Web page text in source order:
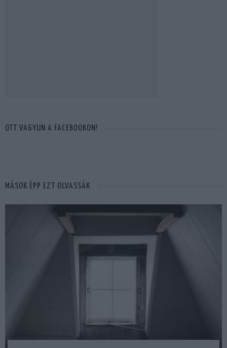
OTT VAGYUN A FACEBOOKON!
MÁSOK ÉPP EZT OLVASSÁK